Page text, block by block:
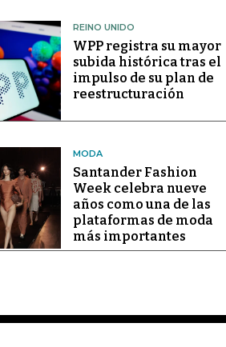
REINO UNIDO
WPP registra su mayor
subida histórica tras el
impulso de su plan de
reestructuración
MODA
Santander Fashion
Week celebra nueve
años como una de las
plataformas de moda
más importantes